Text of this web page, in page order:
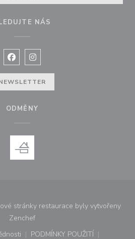
NÁS
Facebook ((otevře se v novém
Instagram ((otevře se v
ODMĚNY
stránky restaurace byly vytvořeny
Zenchef((otevře se v novém okně))
PODMÍNKY POUŽITÍ